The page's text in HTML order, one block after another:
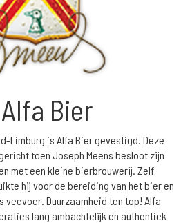
Bier
Limburg is Alfa Bier gevestigd. Deze
toen Joseph Meens besloot zijn
met een kleine bierbrouwerij. Zelf
hij voor de bereiding van het bier en
veevoer. Duurzaamheid ten top! Alfa
lang ambachtelijk en authentiek